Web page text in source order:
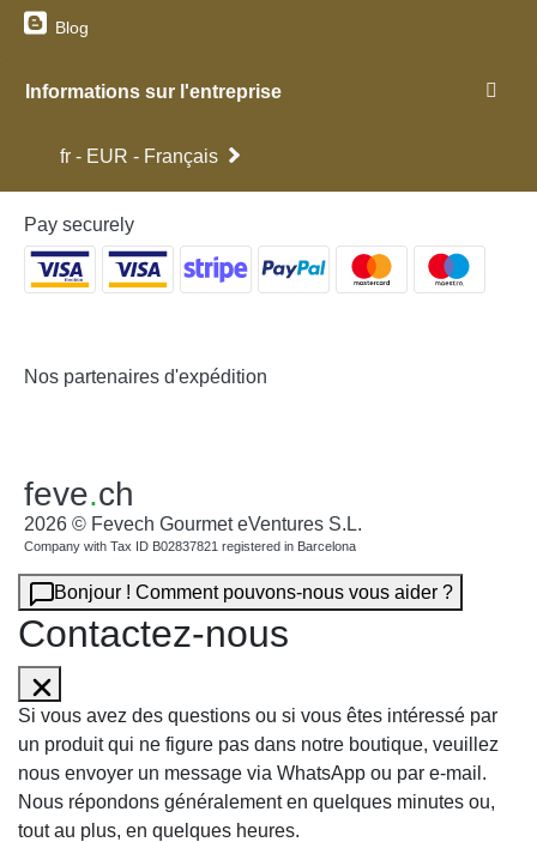
Blog
Informations sur l'entreprise
fr - EUR - Français
Pay securely
Nos partenaires d'expédition
feve.ch
2026 © Fevech Gourmet eVentures S.L.
Company with Tax ID B02837821 registered in Barcelona
Bonjour ! Comment pouvons-nous vous aider ?
Contactez-nous
Si vous avez des questions ou si vous êtes intéressé par
un produit qui ne figure pas dans notre boutique, veuillez
nous envoyer un message via WhatsApp ou par e-mail.
Nous répondons généralement en quelques minutes ou,
tout au plus, en quelques heures.